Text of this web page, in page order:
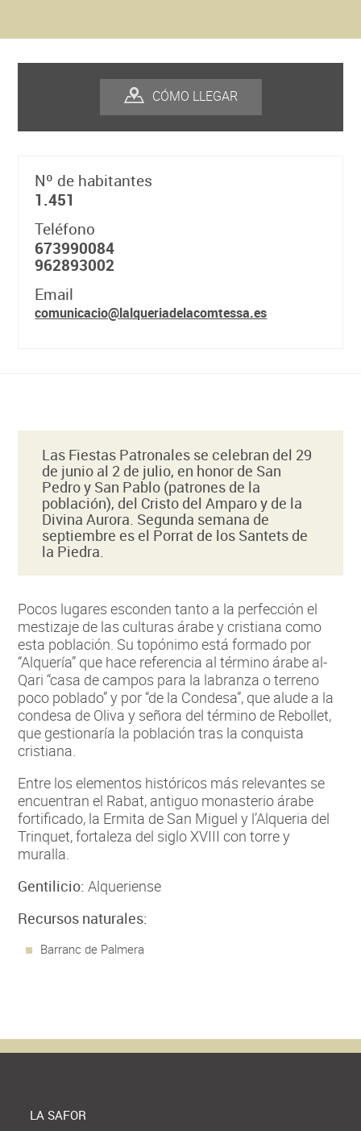
CÓMO LLEGAR
Nº de habitantes
1.451
Teléfono
673990084
962893002
Email
comunicacio@lalqueriadelacomtessa.es
Las Fiestas Patronales se celebran del 29
de junio al 2 de julio, en honor de San
Pedro y San Pablo (patrones de la
población), del Cristo del Amparo y de la
Divina Aurora. Segunda semana de
septiembre es el Porrat de los Santets de
la Piedra.
Pocos lugares esconden tanto a la perfección el
mestizaje de las culturas árabe y cristiana como
esta población. Su topónimo está formado por
“Alquería” que hace referencia al término árabe al-
Qari “casa de campos para la labranza o terreno
poco poblado” y por “de la Condesa”, que alude a la
condesa de Oliva y señora del término de Rebollet,
que gestionaría la población tras la conquista
cristiana.
Entre los elementos históricos más relevantes se
encuentran el Rabat, antiguo monasterio árabe
fortificado, la Ermita de San Miguel y l’Alqueria del
Trinquet, fortaleza del siglo XVIII con torre y
muralla.
Gentilicio:Alqueriense
Recursos naturales:
Barranc de Palmera
LA SAFOR